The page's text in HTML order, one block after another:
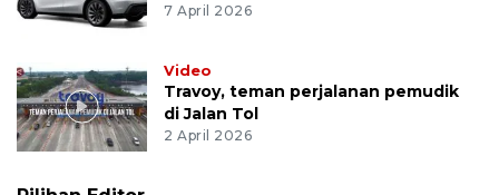
7 April 2026
Video
Travoy, teman perjalanan pemudik
di Jalan Tol
2 April 2026